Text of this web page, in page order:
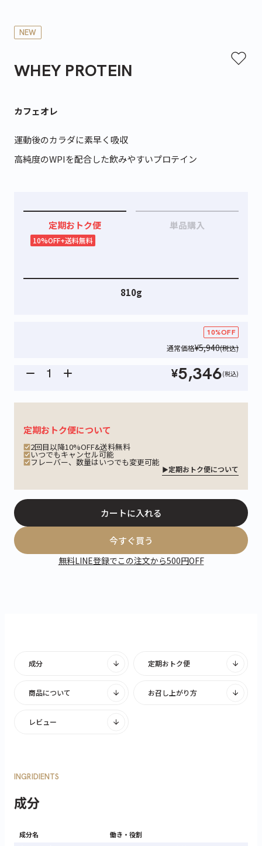
NEW
WHEY PROTEIN
カフェオレ
運動後のカラダに素早く吸収
高純度のWPIを配合した飲みやすいプロテイン
定期おトク便
10%OFF+送料無料
単品購入
810g
10%OFF
通常価格¥5,940(税込)
¥5,346(税込)
定期おトク便について
2回目以降10%OFF&送料無料
いつでもキャンセル可能
フレーバー、数量はいつでも変更可能
定期おトク便について
カートに入れる
今すぐ買う
無料LINE登録でこの注文から500円OFF
成分 定期おトク便
商品について お召し上がり方
レビュー
INGRIDIENTS
成分
成分名 働き・役割